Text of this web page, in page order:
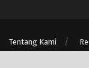
Tentang Kami